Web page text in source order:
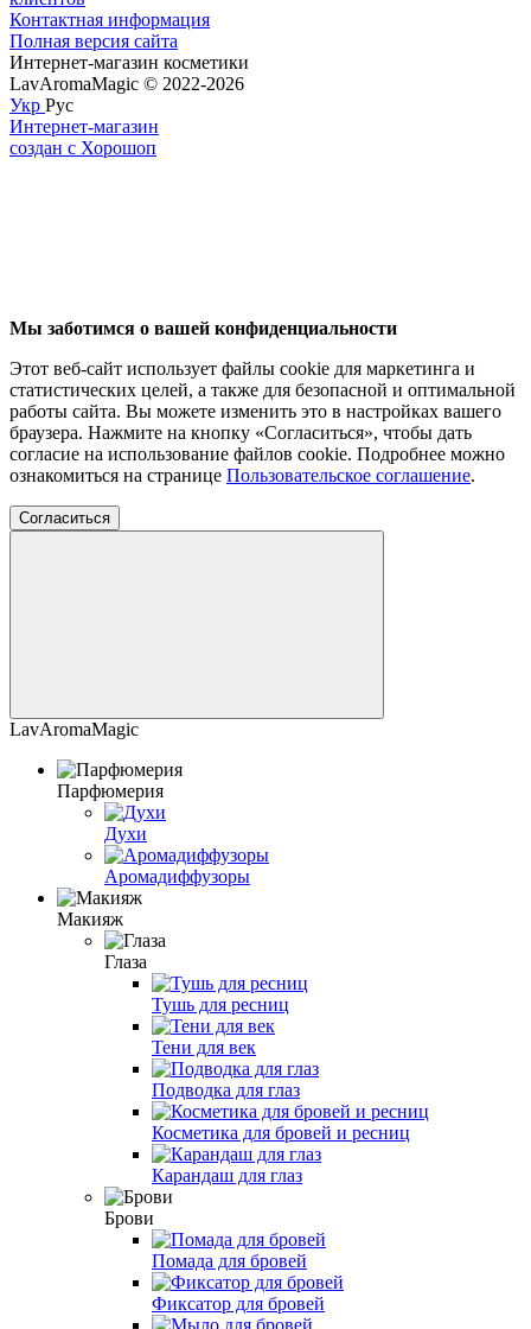
Контактная информация
Полная версия сайта
Интернет-магазин косметики
LavAromaMagic © 2022-2026
Укр Рус
Интернет-магазин
создан с Хорошоп
Мы заботимся о вашей конфиденциальности
Этот веб-сайт использует файлы cookie для маркетинга и
статистических целей, а также для безопасной и оптимальной
работы сайта. Вы можете изменить это в настройках вашего
браузера. Нажмите на кнопку «Согласиться», чтобы дать
согласие на использование файлов cookie. Подробнее можно
ознакомиться на странице Пользовательское соглашение.
Согласиться
LavAromaMagic
Парфюмерия
Духи
Аромадиффузоры
Макияж
Глаза
Тушь для ресниц
Тени для век
Подводка для глаз
Косметика для бровей и ресниц
Карандаш для глаз
Брови
Помада для бровей
Фиксатор для бровей